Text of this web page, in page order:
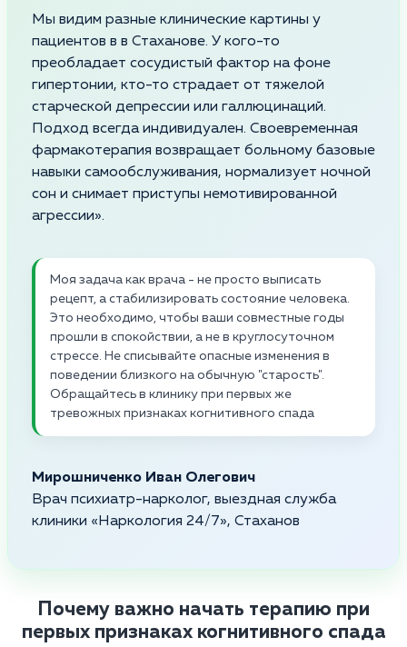
Мы видим разные клинические картины у
пациентов в в Стаханове. У кого-то
преобладает сосудистый фактор на фоне
гипертонии, кто-то страдает от тяжелой
старческой депрессии или галлюцинаций.
Подход всегда индивидуален. Своевременная
фармакотерапия возвращает больному базовые
навыки самообслуживания, нормализует ночной
сон и снимает приступы немотивированной
агрессии».
Моя задача как врача - не просто выписать
рецепт, а стабилизировать состояние человека.
Это необходимо, чтобы ваши совместные годы
прошли в спокойствии, а не в круглосуточном
стрессе. Не списывайте опасные изменения в
поведении близкого на обычную "старость".
Обращайтесь в клинику при первых же
тревожных признаках когнитивного спада
Мирошниченко Иван Олегович
Врач психиатр-нарколог, выездная служба
клиники «Наркология 24/7», Стаханов
Почему важно начать терапию при
первых признаках когнитивного спада